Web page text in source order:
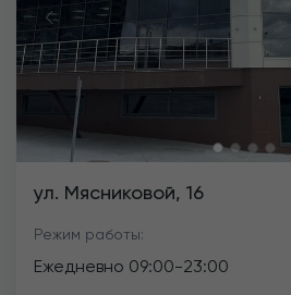
Previous
ул. Мясниковой, 16
Режим работы:
Ежедневно 09:00-23:00